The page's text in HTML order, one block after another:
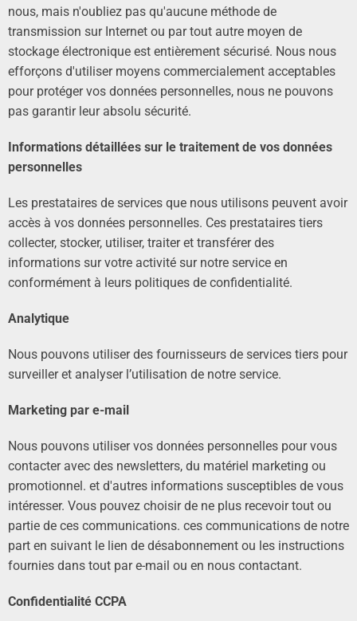
nous, mais n'oubliez pas qu'aucune méthode de
transmission sur Internet ou par tout autre moyen de
stockage électronique est entièrement sécurisé. Nous nous
efforçons d'utiliser moyens commercialement acceptables
pour protéger vos données personnelles, nous ne pouvons
pas garantir leur absolu sécurité.
Informations détaillées sur le traitement de vos données
personnelles
Les prestataires de services que nous utilisons peuvent avoir
accès à vos données personnelles. Ces prestataires tiers
collecter, stocker, utiliser, traiter et transférer des
informations sur votre activité sur notre service en
conformément à leurs politiques de confidentialité.
Analytique
Nous pouvons utiliser des fournisseurs de services tiers pour
surveiller et analyser l’utilisation de notre service.
Marketing par e-mail
Nous pouvons utiliser vos données personnelles pour vous
contacter avec des newsletters, du matériel marketing ou
promotionnel. et d'autres informations susceptibles de vous
intéresser. Vous pouvez choisir de ne plus recevoir tout ou
partie de ces communications. ces communications de notre
part en suivant le lien de désabonnement ou les instructions
fournies dans tout par e-mail ou en nous contactant.
Confidentialité CCPA